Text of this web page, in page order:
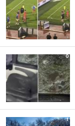
0
1